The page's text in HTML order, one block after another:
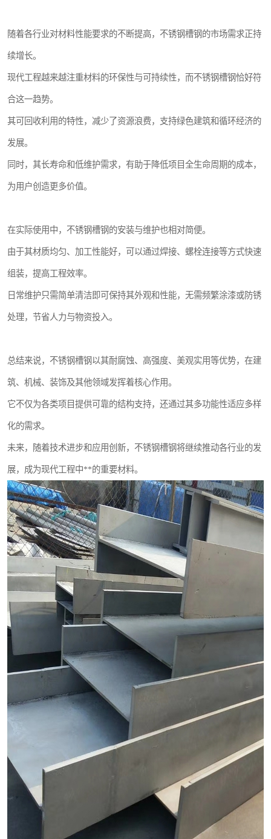
随着各行业对材料性能要求的不断提高，不锈钢槽钢的市场需求正持
续增长。
现代工程越来越注重材料的环保性与可持续性，而不锈钢槽钢恰好符
合这一趋势。
其可回收利用的特性，减少了资源浪费，支持绿色建筑和循环经济的
发展。
同时，其长寿命和低维护需求，有助于降低项目全生命周期的成本，
为用户创造更多价值。
在实际使用中，不锈钢槽钢的安装与维护也相对简便。
由于其材质均匀、加工性能好，可以通过焊接、螺栓连接等方式快速
组装，提高工程效率。
日常维护只需简单清洁即可保持其外观和性能，无需频繁涂漆或防锈
处理，节省人力与物资投入。
总结来说，不锈钢槽钢以其耐腐蚀、高强度、美观实用等优势，在建
筑、机械、装饰及其他领域发挥着核心作用。
它不仅为各类项目提供可靠的结构支持，还通过其多功能性适应多样
化的需求。
未来，随着技术进步和应用创新，不锈钢槽钢将继续推动各行业的发
展，成为现代工程中**的重要材料。